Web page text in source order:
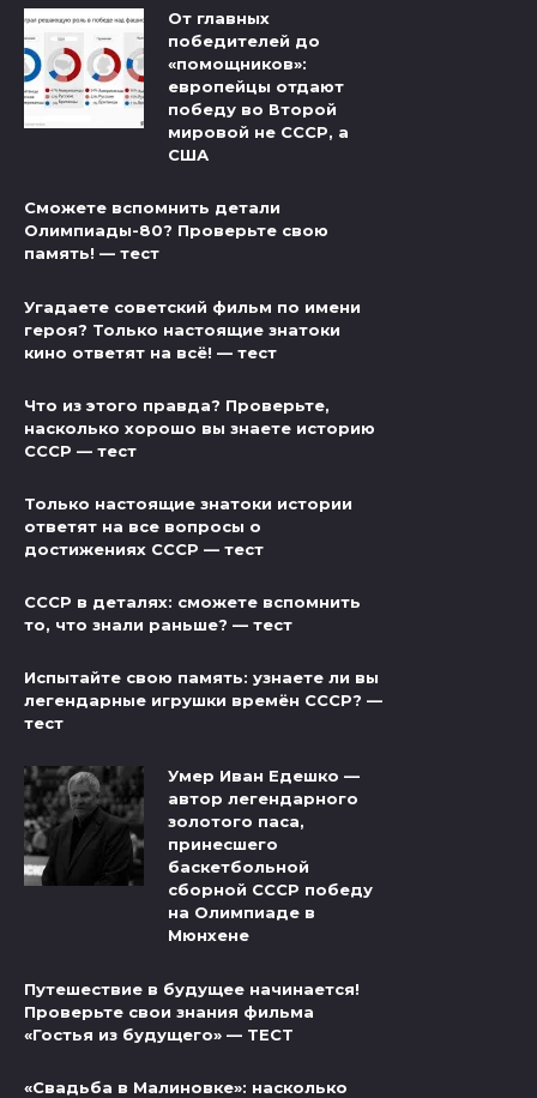
От главных
победителей до
«помощников»:
европейцы отдают
победу во Второй
мировой не СССР, а
США
Сможете вспомнить детали
Олимпиады-80? Проверьте свою
память! — тест
Угадаете советский фильм по имени
героя? Только настоящие знатоки
кино ответят на всё! — тест
Что из этого правда? Проверьте,
насколько хорошо вы знаете историю
СССР — тест
Только настоящие знатоки истории
ответят на все вопросы о
достижениях СССР — тест
СССР в деталях: сможете вспомнить
то, что знали раньше? — тест
Испытайте свою память: узнаете ли вы
легендарные игрушки времён СССР? —
тест
Умер Иван Едешко —
автор легендарного
золотого паса,
принесшего
баскетбольной
сборной СССР победу
на Олимпиаде в
Мюнхене
Путешествие в будущее начинается!
Проверьте свои знания фильма
«Гостья из будущего» — ТЕСТ
«Свадьба в Малиновке»: насколько